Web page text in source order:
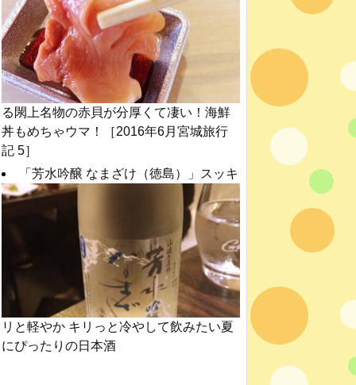
る閖上名物の赤貝が分厚くて凄い！海鮮
丼もめちゃウマ！［2016年6月宮城旅行
記 5］
「芳水吟醸 なまざけ（徳島）」スッキ
リと軽やか キリっと冷やして飲みたい夏
にぴったりの日本酒